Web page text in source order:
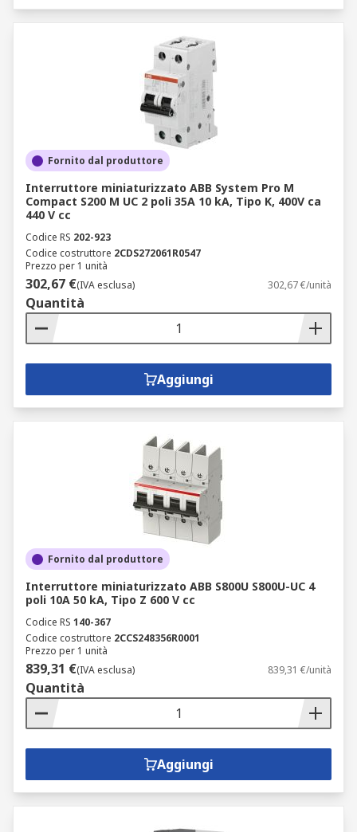
Fornito dal produttore
Interruttore miniaturizzato ABB System Pro M
Compact S200 M UC 2 poli 35A 10 kA, Tipo K, 400V ca
440 V cc
Codice RS 202-923
Codice costruttore 2CDS272061R0547
Prezzo per 1 unità
302,67 €(IVA esclusa) 302,67 €/unità
Quantità
Aggiungi
Fornito dal produttore
Interruttore miniaturizzato ABB S800U S800U-UC 4
poli 10A 50 kA, Tipo Z 600 V cc
Codice RS 140-367
Codice costruttore 2CCS248356R0001
Prezzo per 1 unità
839,31 €(IVA esclusa) 839,31 €/unità
Quantità
Aggiungi